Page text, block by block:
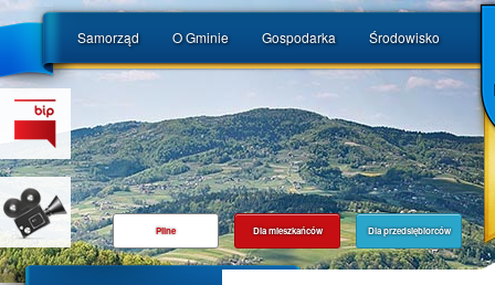
Samorząd O Gminie Gospodarka Środowisko
Pilne Dla mieszkańców Dla przedsiębiorców